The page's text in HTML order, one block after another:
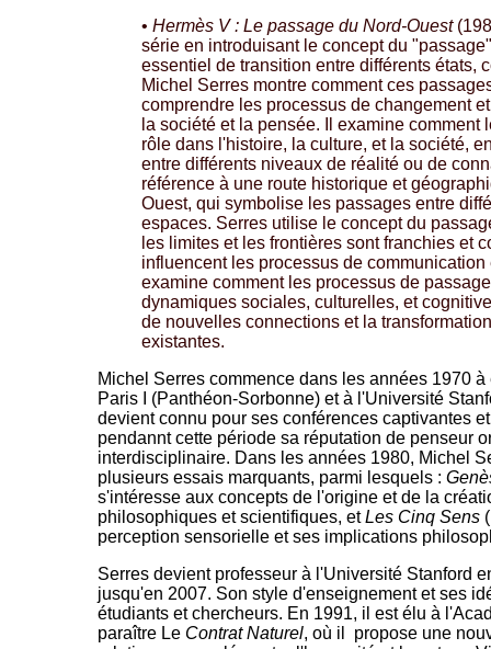
• Hermès V : Le passage du Nord-Ouest
série en introduisant le concept du
essentiel de transition entre différents états,
Michel Serres montre comment ces
comprendre les processus de changement
la société et la pensée. Il examine comment
rôle dans l'histoire, la culture, et la société,
entre différents niveaux de réalité ou de
référence à une route historique et
Ouest, qui symbolise les passages entre
espaces. Serres utilise le concept du
les limites et les frontières sont franchies et
influencent les processus de communication
examine comment les processus de
dynamiques sociales, culturelles, et
de nouvelles connections et la
existantes.
Michel Serres commence dans les années 1970
Paris I (Panthéon-Sorbonne) et à l'Université
devient connu pour ses conférences captivantes
pendannt cette période sa réputation de penseur
interdisciplinaire. Dans les années 1980, Michel
plusieurs essais marquants, parmi lesquels :
s'intéresse aux concepts de l'origine et de la
philosophiques et scientifiques, etLes Cinq Sens
perception sensorielle et ses implications
Serres devient professeur à l'Université Stanford
jusqu'en 2007. Son style d'enseignement et ses
étudiants et chercheurs. En 1991, il est élu à
paraître Le Contrat Naturel, où il propose une